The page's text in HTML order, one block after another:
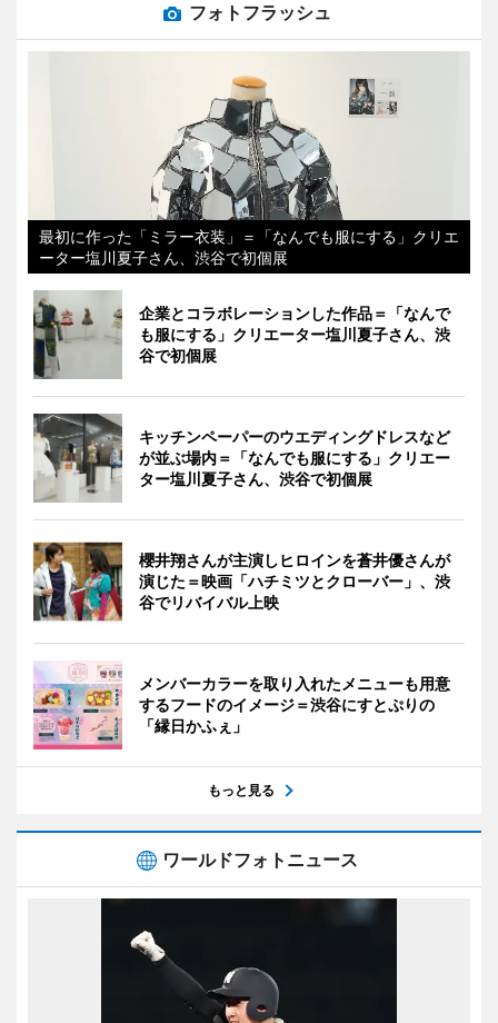
フォトフラッシュ
最初に作った「ミラー衣装」＝「なんでも服にする」クリエ
ーター塩川夏子さん、渋谷で初個展
企業とコラボレーションした作品＝「なんで
も服にする」クリエーター塩川夏子さん、渋
谷で初個展
キッチンペーパーのウエディングドレスなど
が並ぶ場内＝「なんでも服にする」クリエー
ター塩川夏子さん、渋谷で初個展
櫻井翔さんが主演しヒロインを蒼井優さんが
演じた＝映画「ハチミツとクローバー」、渋
谷でリバイバル上映
メンバーカラーを取り入れたメニューも用意
するフードのイメージ＝渋谷にすとぷりの
「縁日かふぇ」
もっと見る
ワールドフォトニュース